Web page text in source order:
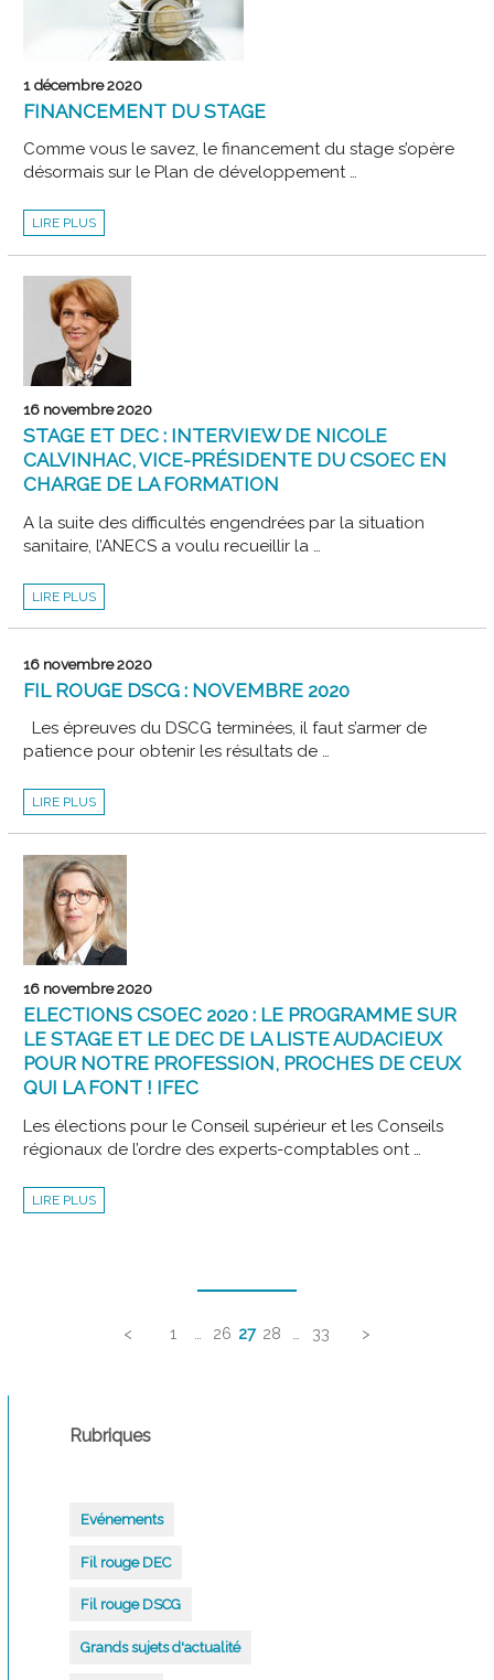
1 décembre 2020
FINANCEMENT DU STAGE
Comme vous le savez, le financement du stage s’opère
désormais sur le Plan de développement …
FINANCEMENT
DU
LIRE PLUS
16 novembre 2020
STAGE ET DEC : INTERVIEW DE NICOLE
CALVINHAC, VICE-PRÉSIDENTE DU CSOEC EN
CHARGE DE LA FORMATION
A la suite des difficultés engendrées par la situation
sanitaire, l’ANECS a voulu recueillir la …
STAGE
ET
:
DE
NICOLE
CALVINHAC,
VICE-
DU
CSOEC
EN
LA
FORMATION
LIRE PLUS
16 novembre 2020
FIL ROUGE DSCG : NOVEMBRE 2020
Les épreuves du DSCG terminées, il faut s’armer de
patience pour obtenir les résultats de …
FIL
ROUGE
:
2020
LIRE PLUS
16 novembre 2020
ELECTIONS CSOEC 2020 : LE PROGRAMME SUR
LE STAGE ET LE DEC DE LA LISTE AUDACIEUX
POUR NOTRE PROFESSION, PROCHES DE CEUX
QUI LA FONT ! IFEC
Les élections pour le Conseil supérieur et les Conseils
régionaux de l’ordre des experts-comptables ont …
ELECTIONS
CSOEC
PROFESSION,
PROCHES
LIRE PLUS
articles
< 1 … 26 27 28 … 33 >
Rubriques
Evénements
Fil rouge DEC
Fil rouge DSCG
Grands sujets d'actualité